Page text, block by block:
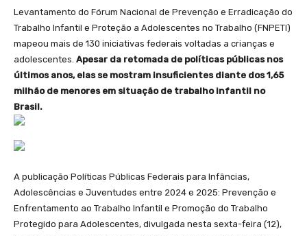
Levantamento do Fórum Nacional de Prevenção e Erradicação do
Trabalho Infantil e Proteção a Adolescentes no Trabalho (FNPETI)
mapeou mais de 130 iniciativas federais voltadas a crianças e
adolescentes. Apesar da retomada de políticas públicas nos
últimos anos, elas se mostram insuficientes diante dos 1,65
milhão de menores em situação de trabalho infantil no
Brasil.
A publicação Políticas Públicas Federais para Infâncias,
Adolescências e Juventudes entre 2024 e 2025: Prevenção e
Enfrentamento ao Trabalho Infantil e Promoção do Trabalho
Protegido para Adolescentes, divulgada nesta sexta-feira (12),